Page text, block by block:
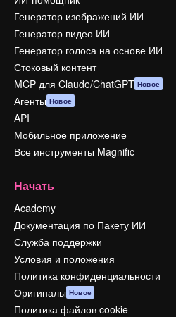
Генератор изображений ИИ
Генератор видео ИИ
Генератор голоса на основе ИИ
Стоковый контент
MCP для Claude/ChatGPT Новое
Агенты Новое
API
Мобильное приложение
Все инструменты Magnific
Начать
Academy
Документация по Пакету ИИ
Служба поддержки
Условия и положения
Политика конфиденциальности
Оригиналы Новое
Политика файлов cookie